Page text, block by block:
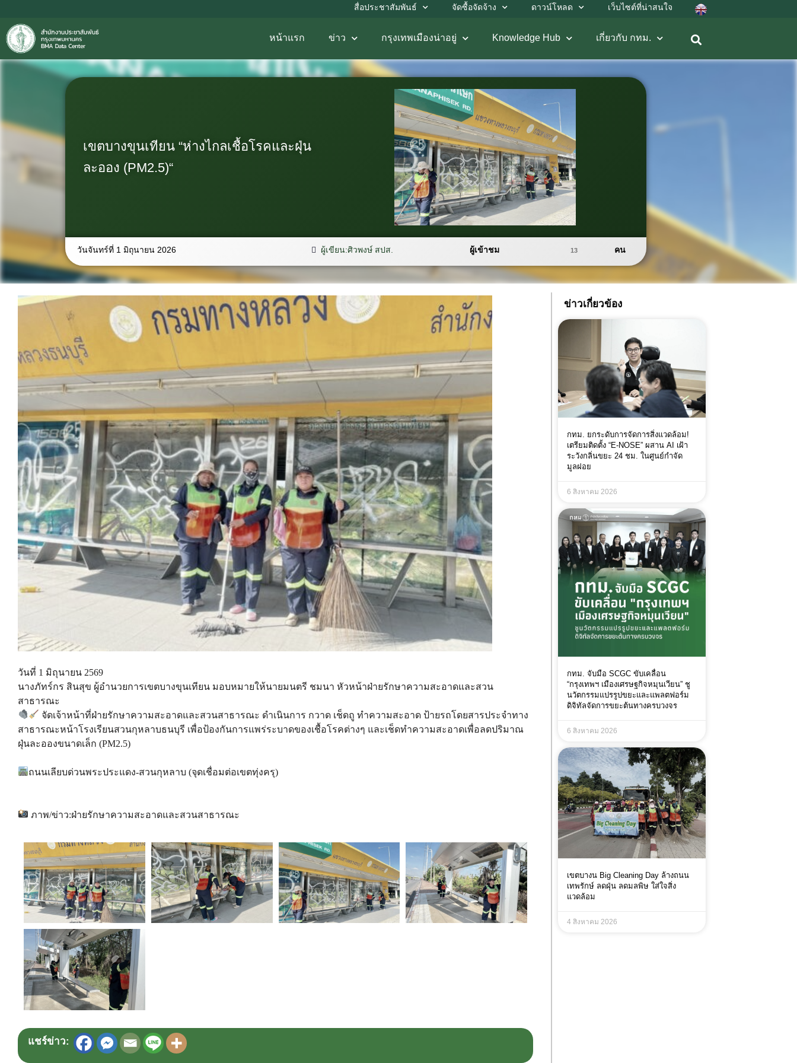
สื่อประชาสัมพันธ์ จัดซื้อจัดจ้าง ดาวน์โหลด เว็บไซต์ที่น่าสนใจ
หน้าแรก ข่าว กรุงเทพเมืองน่าอยู่ Knowledge Hub เกี่ยวกับ กทม.
เขตบางขุนเทียน “ห่างไกลเชื้อโรคและฝุ่น
ละออง (PM2.5)“
วันจันทร์ที่ 1 มิถุนายน 2026 ผู้เขียน:ศิวพงษ์ สปส. ผู้เข้าชม 13 คน
วันที่ 1 มิถุนายน 2569
นางภัทร์กร สินสุข ผู้อำนวยการเขตบางขุนเทียน มอบหมายให้นายมนตรี ชมนา หัวหน้าฝ่ายรักษาความสะอาดและสวน
สาธารณะ
จัดเจ้าหน้าที่ฝ่ายรักษาความสะอาดและสวนสาธารณะ ดำเนินการ กวาด เช็ดถู ทำความสะอาด ป้ายรถโดยสารประจำทาง
สาธารณะหน้าโรงเรียนสวนกุหลาบธนบุรี เพื่อป้องกันการแพร่ระบาดของเชื้อโรคต่างๆ และเช็ดทำความสะอาดเพื่อลดปริมาณ
ฝุ่นละอองขนาดเล็ก (PM2.5)
ถนนเลียบด่วนพระประแดง-สวนกุหลาบ (จุดเชื่อมต่อเขตทุ่งครุ)
ภาพ/ข่าว:ฝ่ายรักษาความสะอาดและสวนสาธารณะ
แชร์ข่าว:
ข่าวเกี่ยวข้อง
กทม. ยกระดับการจัดการสิ่งแวดล้อม!
เตรียมติดตั้ง “E-NOSE” ผสาน AI เฝ้า
ระวังกลิ่นขยะ 24 ชม. ในศูนย์กำจัด
มูลฝอย
6 สิงหาคม 2026
กทม. จับมือ SCGC ขับเคลื่อน
“กรุงเทพฯ เมืองเศรษฐกิจหมุนเวียน” ชู
นวัตกรรมแปรรูปขยะและแพลตฟอร์ม
ดิจิทัลจัดการขยะต้นทางครบวงจร
6 สิงหาคม 2026
เขตบางน Big Cleaning Day ล้างถนน
เทพรักษ์ ลดฝุ่น ลดมลพิษ ใส่ใจสิ่ง
แวดล้อม
4 สิงหาคม 2026